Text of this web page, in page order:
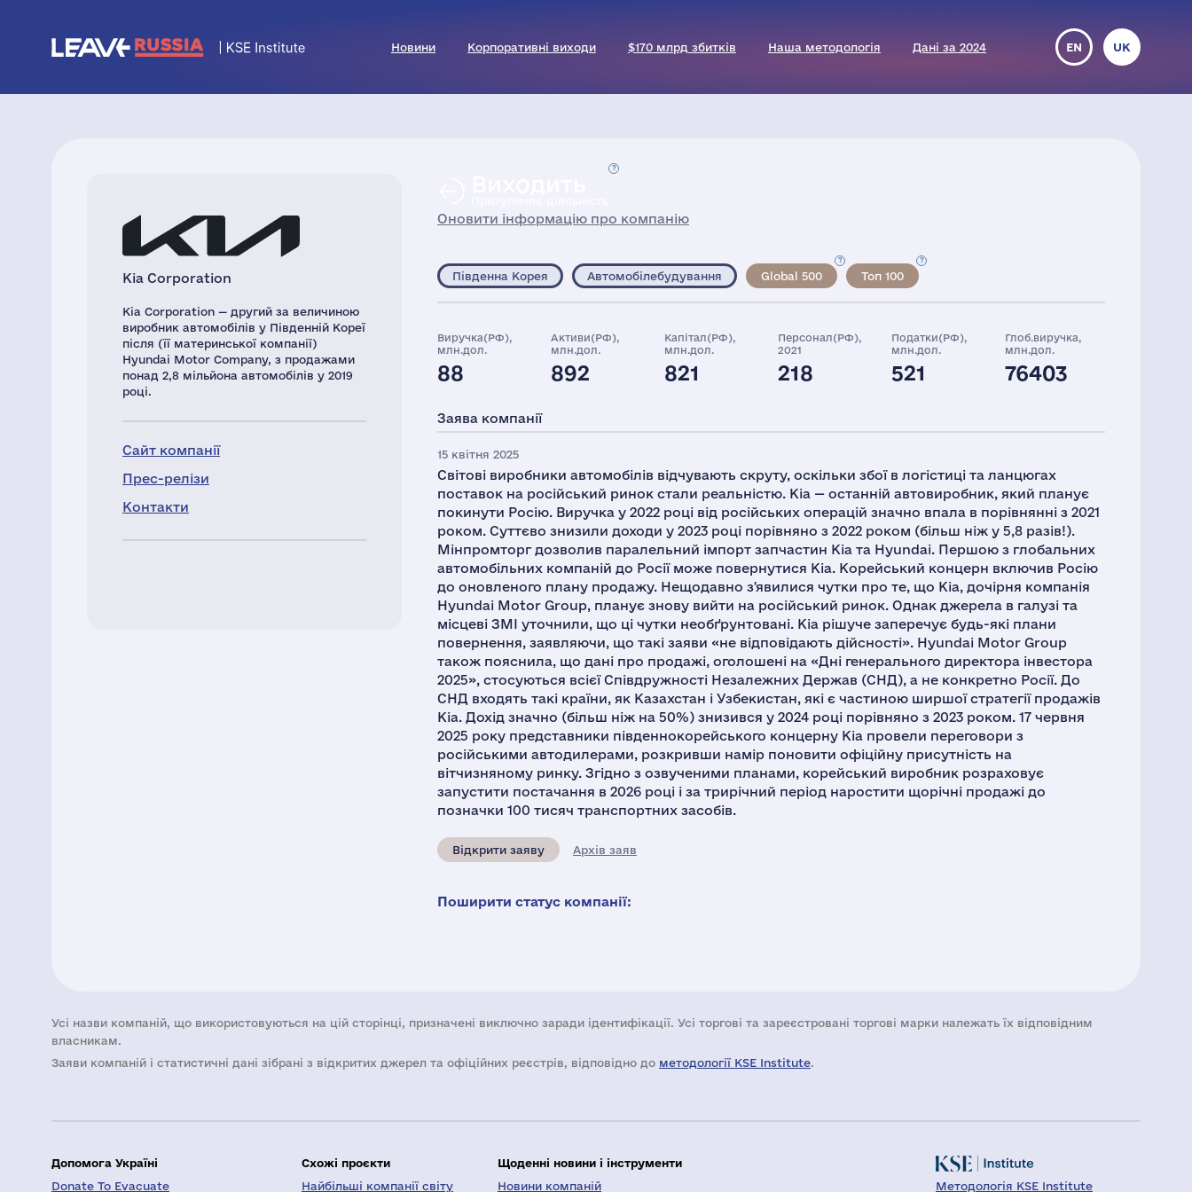
Новини Корпоративні виходи $170 млрд збитків Наша методологія Дані за 2024 EN UK
Kia Corporation
Kia Corporation — другий за величиною
виробник автомобілів у Південній Кореї
після (її материнської компанії)
Hyundai Motor Company, з продажами
понад 2,8 мільйона автомобілів у 2019
році.
Сайт компанії
Прес-релізи
Контакти
Оновити інформацію про компанію
Південна Корея Автомобілебудування Global 500 Топ 100
Виручка(РФ),
млн.дол.
88
Активи(РФ),
млн.дол.
892
Капітал(РФ),
млн.дол.
821
Персонал(РФ),
2021
218
Податки(РФ),
млн.дол.
521
Глоб.виручка,
млн.дол.
76403
Заява компанії
15 квітня 2025
Світові виробники автомобілів відчувають скруту, оскільки збої в логістиці та ланцюгах
поставок на російський ринок стали реальністю. Kia — останній автовиробник, який планує
покинути Росію. Виручка у 2022 році від російських операцій значно впала в порівнянні з 2021
роком. Суттєво знизили доходи у 2023 році порівняно з 2022 роком (більш ніж у 5,8 разів!).
Мінпромторг дозволив паралельний імпорт запчастин Kia та Hyundai. Першою з глобальних
автомобільних компаній до Росії може повернутися Kia. Корейський концерн включив Росію
до оновленого плану продажу. Нещодавно з'явилися чутки про те, що Kia, дочірня компанія
Hyundai Motor Group, планує знову вийти на російський ринок. Однак джерела в галузі та
місцеві ЗМІ уточнили, що ці чутки необґрунтовані. Kia рішуче заперечує будь-які плани
повернення, заявляючи, що такі заяви «не відповідають дійсності». Hyundai Motor Group
також пояснила, що дані про продажі, оголошені на «Дні генерального директора інвестора
2025», стосуються всієї Співдружності Незалежних Держав (СНД), а не конкретно Росії. До
СНД входять такі країни, як Казахстан і Узбекистан, які є частиною ширшої стратегії продажів
Kia. Дохід значно (більш ніж на 50%) знизився у 2024 році порівняно з 2023 роком. 17 червня
2025 року представники південнокорейського концерну Kia провели переговори з
російськими автодилерами, розкривши намір поновити офіційну присутність на
вітчизняному ринку. Згідно з озвученими планами, корейський виробник розраховує
запустити постачання в 2026 році і за трирічний період наростити щорічні продажі до
позначки 100 тисяч транспортних засобів.
Відкрити заяву Архів заяв
Поширити статус компанії:
Усі назви компаній, що використовуються на цій сторінці, призначені виключно заради ідентифікації. Усі торгові та зареєстровані торгові марки належать їх відповідним
власникам.
Заяви компаній i статистичні дані зібрані з відкритих джерел та офіційних реєстрів, відповідно до методології KSE Institute.
Допомога Україні
Donate To Evacuate
Схожі проєкти
Найбільші компанії світу
Щоденні новини і інструменти
Новини компаній
Методологія KSE Institute